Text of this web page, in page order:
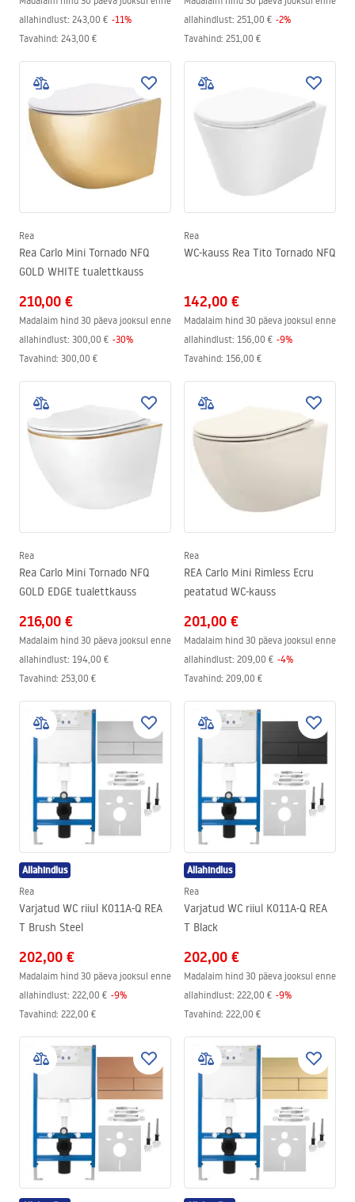
allahindlust: 243,00 € -11%
Tavahind: 243,00 €
allahindlust: 251,00 € -2%
Tavahind: 251,00 €
Rea
Rea Carlo Mini Tornado NFQ
GOLD WHITE tualettkauss
210,00 €
Madalaim hind 30 päeva jooksul enne
allahindlust: 300,00 € -30%
Tavahind: 300,00 €
Rea
WC-kauss Rea Tito Tornado NFQ
142,00 €
Madalaim hind 30 päeva jooksul enne
allahindlust: 156,00 € -9%
Tavahind: 156,00 €
Rea
Rea Carlo Mini Tornado NFQ
GOLD EDGE tualettkauss
216,00 €
Madalaim hind 30 päeva jooksul enne
allahindlust: 194,00 €
Tavahind: 253,00 €
Rea
REA Carlo Mini Rimless Ecru
peatatud WC-kauss
201,00 €
Madalaim hind 30 päeva jooksul enne
allahindlust: 209,00 € -4%
Tavahind: 209,00 €
Allahindlus
Rea
Varjatud WC riiul K011A-Q REA
T Brush Steel
202,00 €
Madalaim hind 30 päeva jooksul enne
allahindlust: 222,00 € -9%
Tavahind: 222,00 €
Allahindlus
Rea
Varjatud WC riiul K011A-Q REA
T Black
202,00 €
Madalaim hind 30 päeva jooksul enne
allahindlust: 222,00 € -9%
Tavahind: 222,00 €